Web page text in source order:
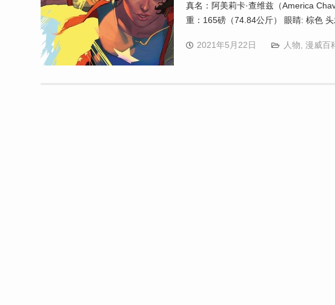
真名：阿美莉卡·查维兹（America
重：165磅（74.84公斤） 眼睛: 棕色
2021年5月22日 人物 漫威百